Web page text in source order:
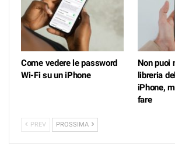
Come vedere le password
Wi-Fi su un iPhone
Non puoi
libreria
iPhone,
fare
PREV PROSSIMA